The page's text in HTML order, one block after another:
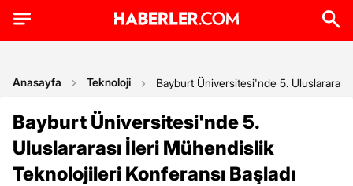
Anasayfa Teknoloji Bayburt Üniversitesi'nde 5.
Bayburt Üniversitesi'nde 5.
Uluslararası İleri Mühendislik
Teknolojileri Konferansı Başladı